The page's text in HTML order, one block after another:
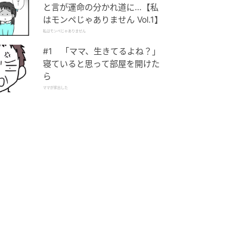
と言が運命の分かれ道に…【私
はモンペじゃありません Vol.1】
私はモンペじゃありません
#1 「ママ、生きてるよね？」
寝ていると思って部屋を開けた
ら
ママが家出した